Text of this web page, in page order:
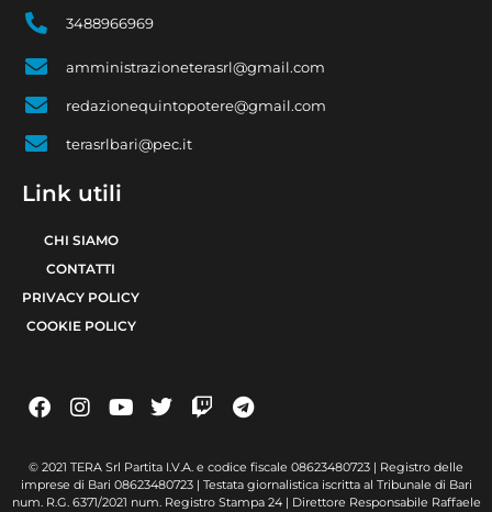
3488966969
amministrazioneterasrl@gmail.com
redazionequintopotere@gmail.com
terasrlbari@pec.it
Link utili
CHI SIAMO
CONTATTI
PRIVACY POLICY
COOKIE POLICY
© 2021 TERA Srl Partita I.V.A. e codice fiscale 08623480723 | Registro delle
imprese di Bari 08623480723 | Testata giornalistica iscritta al Tribunale di Bari
num. R.G. 6371/2021 num. Registro Stampa 24 | Direttore Responsabile Raffaele